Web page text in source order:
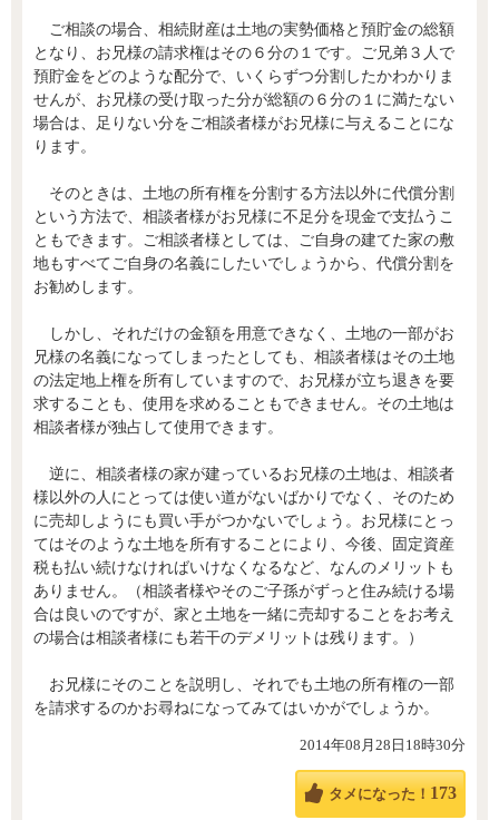
ご相談の場合、相続財産は土地の実勢価格と預貯金の総額
となり、お兄様の請求権はその６分の１です。ご兄弟３人で
預貯金をどのような配分で、いくらずつ分割したかわかりま
せんが、お兄様の受け取った分が総額の６分の１に満たない
場合は、足りない分をご相談者様がお兄様に与えることにな
ります。
そのときは、土地の所有権を分割する方法以外に代償分割
という方法で、相談者様がお兄様に不足分を現金で支払うこ
ともできます。ご相談者様としては、ご自身の建てた家の敷
地もすべてご自身の名義にしたいでしょうから、代償分割を
お勧めします。
しかし、それだけの金額を用意できなく、土地の一部がお
兄様の名義になってしまったとしても、相談者様はその土地
の法定地上権を所有していますので、お兄様が立ち退きを要
求することも、使用を求めることもできません。その土地は
相談者様が独占して使用できます。
逆に、相談者様の家が建っているお兄様の土地は、相談者
様以外の人にとっては使い道がないばかりでなく、そのため
に売却しようにも買い手がつかないでしょう。お兄様にとっ
てはそのような土地を所有することにより、今後、固定資産
税も払い続けなければいけなくなるなど、なんのメリットも
ありません。（相談者様やそのご子孫がずっと住み続ける場
合は良いのですが、家と土地を一緒に売却することをお考え
の場合は相談者様にも若干のデメリットは残ります。）
お兄様にそのことを説明し、それでも土地の所有権の一部
を請求するのかお尋ねになってみてはいかがでしょうか。
2014年08月28日18時30分
タメになった！ 173